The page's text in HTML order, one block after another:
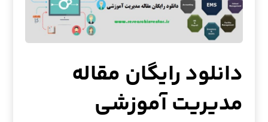
دانلود رایگان مقاله
مدیریت آموزشی